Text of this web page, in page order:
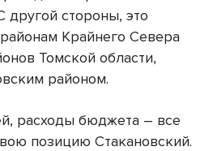
стороны, это
Крайнего Севера
Томской области,
районом.
расходы бюджета – все
позицию Стакановский.